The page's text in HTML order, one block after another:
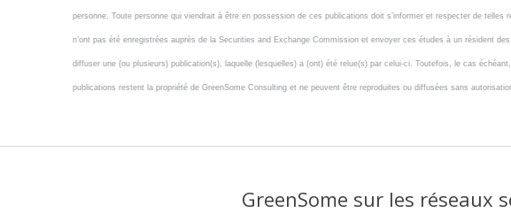
personne. Toute personne qui viendrait à être en possession de ces publications doit s’informer et respecter de
n’ont pas été enregistrées auprès de la Securities and Exchange Commission et envoyer ces études à un résident
diffuser une (ou plusieurs) publication(s), laquelle (lesquelles) a (ont) été relue(s) par celui-ci. Toutefois, le cas
publications restent la propriété de GreenSome Consulting et ne peuvent être reproduites ou diffusées sans
GreenSome sur les réseaux